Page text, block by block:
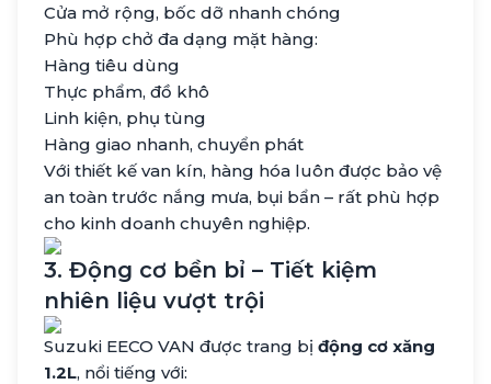
Cửa mở rộng, bốc dỡ nhanh chóng
Phù hợp chở đa dạng mặt hàng:
Hàng tiêu dùng
Thực phẩm, đồ khô
Linh kiện, phụ tùng
Hàng giao nhanh, chuyển phát
Với thiết kế van kín, hàng hóa luôn được bảo vệ
an toàn trước nắng mưa, bụi bẩn – rất phù hợp
cho kinh doanh chuyên nghiệp.
3. Động cơ bền bỉ – Tiết kiệm
nhiên liệu vượt trội
Suzuki EECO VAN được trang bị động cơ xăng
1.2L, nổi tiếng với: